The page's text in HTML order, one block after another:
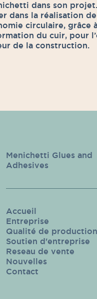
dans son
dans la réalisation
circulaire, grâce
du cuir, pour
de la construction.
Menichetti Glues and
Adhesives
Accueil
Entreprise
Qualité de production
Soutien d'entreprise
Reseau de vente
Nouvelles
Contact